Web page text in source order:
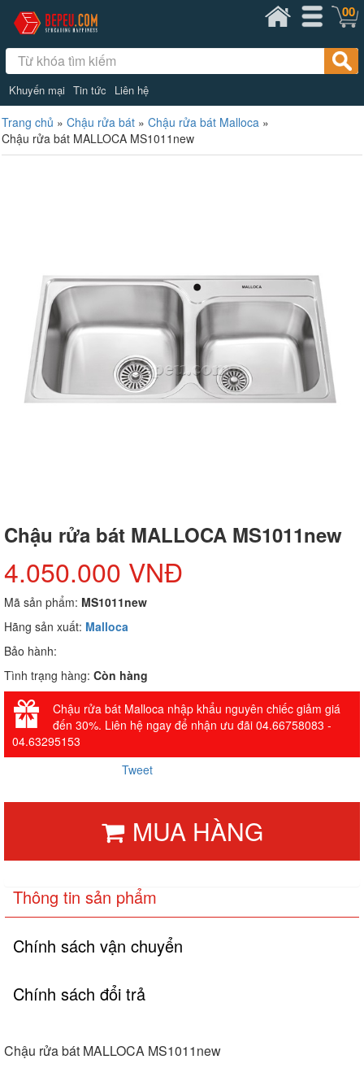
Khuyến mại Tin tức Liên hệ
00
Trang chủ » Chậu rửa bát » Chậu rửa bát Malloca »
Chậu rửa bát MALLOCA MS1011new
Chậu rửa bát MALLOCA MS1011new
4.050.000 VNĐ
Mã sản phẩm: MS1011new
Hãng sản xuất: Malloca
Bảo hành:
Tình trạng hàng: Còn hàng
Chậu rửa bát Malloca nhập khẩu nguyên chiếc giảm giá
đến 30%. Liên hệ ngay để nhận ưu đãi 04.66758083 -
04.63295153
Tweet
MUA HÀNG
Thông tin sản phẩm
Chính sách vận chuyển
Chính sách đổi trả
Chậu rửa bát MALLOCA MS1011new